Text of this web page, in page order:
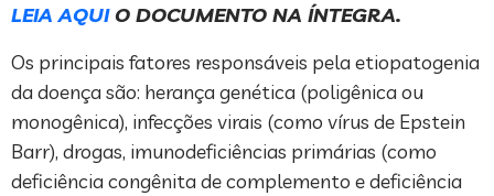
LEIA AQUIO DOCUMENTO NA ÍNTEGRA.
Os principais fatores responsáveis pela etiopatogenia
da doença são: herança genética (poligênica ou
monogênica), infecções virais (como vírus de Epstein
Barr), drogas, imunodeficiências primárias (como
deficiência congênita de complemento e deficiência